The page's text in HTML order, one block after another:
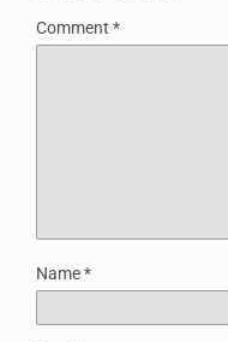
Comment *
Name*